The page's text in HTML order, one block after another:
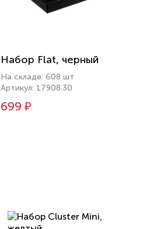
Набор Flat, черный
На складе: 608 шт
Артикул: 17908.30
699 ₽